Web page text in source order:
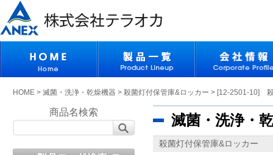
HOME > 滅菌・洗浄・乾燥機器 > 殺菌灯付保管庫&ロッカー > [12-2501-10]
商品名検索 滅菌・洗浄・
殺菌灯付保管庫&ロッカー